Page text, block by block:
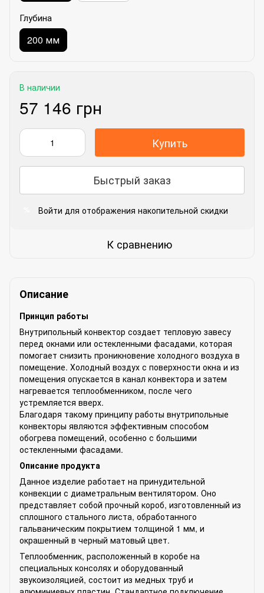
Глубина
200 мм
В наличии
57 146 грн
Купить
Быстрый заказ
Войти для отображения накопительной скидки
К сравнению
Описание
Принцип работы
Внутрипольный конвектор создает тепловую завесу
перед окнами или остекленными фасадами, которая
помогает снизить проникновение холодного воздуха в
помещение. Холодный воздух с поверхности окна и из
помещения опускается в канал конвектора и затем
нагревается теплообменником, после чего
устремляется вверх.
Благодаря такому принципу работы внутрипольные
конвекторы являются эффективным способом
обогрева помещений, особенно с большими
остекленными фасадами.
Описание продукта
Данное изделие работает на принудительной
конвекции с диаметральным вентилятором. Оно
представляет собой прочный короб, изготовленный из
сплошного стального листа, обработанного
гальваническим покрытием толщиной 1 мм, и
окрашенный в черный матовый цвет.
Теплообменник, расположенный в коробе на
специальных консолях и оборудованный
звукоизоляцией, состоит из медных труб и